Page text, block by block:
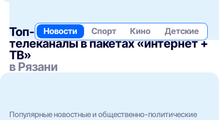
Топ- Новости Спорт Кино Детские
телеканалы в пакетах «интернет +
ТВ»
в Рязани
Популярные новостные и общественно-политические